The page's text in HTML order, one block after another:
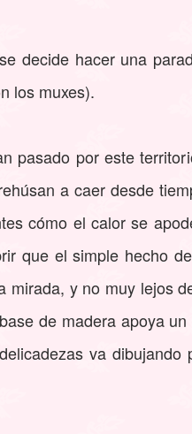
decide hacer una
los muxes).
pasado por este
a caer desde
cómo el calor se
que el simple hecho
y no muy lejos
de madera apoya
va dibujando